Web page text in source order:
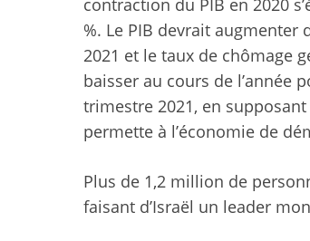
%. Le PIB devrait augmenter
2021 et le taux de chômage
baisser au cours de l’année
trimestre 2021, en
permette à l’économie de
Plus de 1,2 million de
faisant d’Israël un leader